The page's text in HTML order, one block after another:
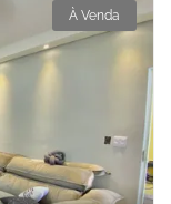
À Venda